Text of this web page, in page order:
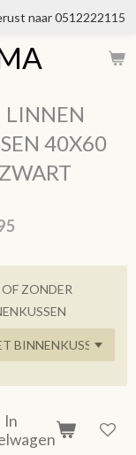
naar 0512222115
40X60
ZONDER
In